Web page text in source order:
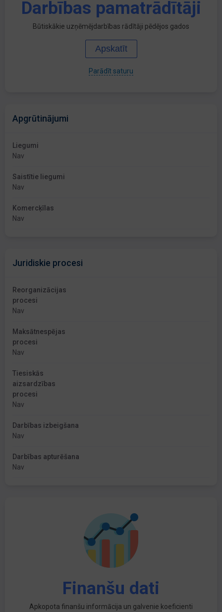
Darbības pamatrādītāji
Būtiskākie uzņēmējdarbības rādītāji pēdējos gados
Apskatīt
Parādīt saturu
Apgrūtinājumi
Liegumi
Nav
Saistītie liegumi
Nav
Komercķīlas
Nav
Juridiskie procesi
Reorganizācijas
procesi
Nav
Maksātnespējas
procesi
Nav
Tiesiskās
aizsardzības
procesi
Nav
Darbības izbeigšana
Nav
Darbības apturēšana
Nav
Finanšu dati
Apkopota finanšu informācija un galvenie koeficienti